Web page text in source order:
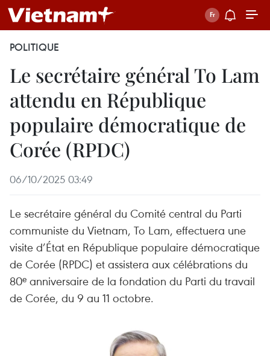
POLITIQUE
Le secrétaire général To Lam
attendu en République
populaire démocratique de
Corée (RPDC)
06/10/2025 03:49
Le secrétaire général du Comité central du Parti
communiste du Vietnam, To Lam, effectuera une
visite d’État en République populaire démocratique
de Corée (RPDC) et assistera aux célébrations du
80ᵉ anniversaire de la fondation du Parti du travail
de Corée, du 9 au 11 octobre.